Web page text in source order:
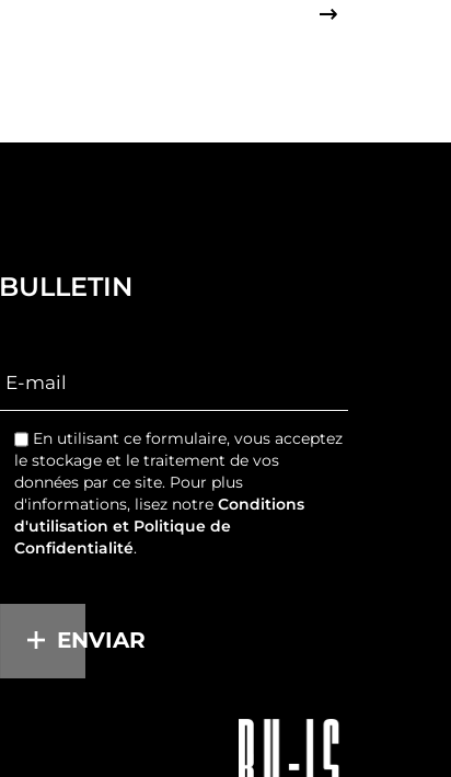
BULLETIN
En utilisant ce formulaire, vous acceptez
le stockage et le traitement de vos
données par ce site. Pour plus
d'informations, lisez notreConditions
d'utilisation et Politique de
Confidentialité.
ENVIAR